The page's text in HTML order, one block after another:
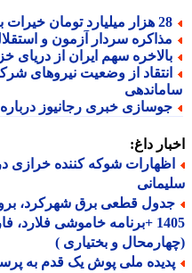
تومان خیرات برای انجام وظیفه دولت!
سردار آزمون و استقلال؟
سهم ایران از دریای
از وضعیت نیروهای
خبری رجانیوز درباره
داغ:
شوکه کننده خرازی
1405 +برنامه خاموشی فلارد،
و بختیاری )
ملی پوش یک قدم به